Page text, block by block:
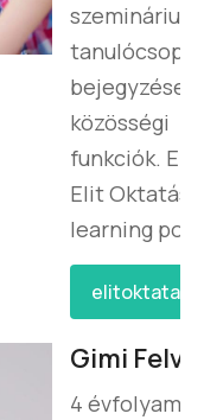
bejegyzések,
közösségi
funkciók. Ez
Elit Oktatás
learning
Gimi
4 évfolyamos